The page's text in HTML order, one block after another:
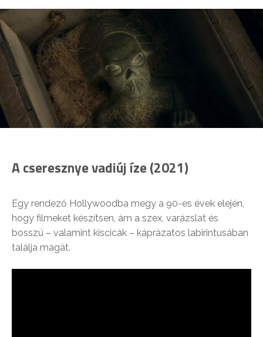
A cseresznye vadiúj íze (2021)
Egy rendező Hollywoodba megy a 90-es évek elején,
hogy filmeket készítsen, ám a szex, varázslat és
bosszú – valamint kiscicák – káprázatos labirintusában
találja magát.